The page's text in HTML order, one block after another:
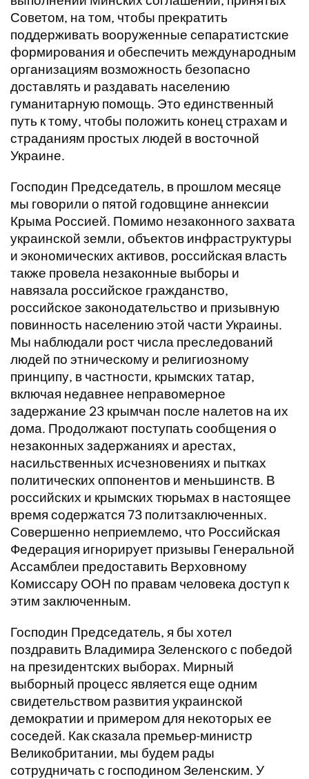
Советом, на том, чтобы прекратить
поддерживать вооруженные сепаратистские
формирования и обеспечить международным
организациям возможность безопасно
доставлять и раздавать населению
гуманитарную помощь. Это единственный
путь к тому, чтобы положить конец страхам и
страданиям простых людей в восточной
Украине.
Господин Председатель, в прошлом месяце
мы говорили о пятой годовщине аннексии
Крыма Россией. Помимо незаконного захвата
украинской земли, объектов инфраструктуры
и экономических активов, российская власть
также провела незаконные выборы и
навязала российское гражданство,
российское законодательство и призывную
повинность населению этой части Украины.
Мы наблюдали рост числа преследований
людей по этническому и религиозному
принципу, в частности, крымских татар,
включая недавнее неправомерное
задержание 23 крымчан после налетов на их
дома. Продолжают поступать сообщения о
незаконных задержаниях и арестах,
насильственных исчезновениях и пытках
политических оппонентов и меньшинств. В
российских и крымских тюрьмах в настоящее
время содержатся 73 политзаключенных.
Совершенно неприемлемо, что Российская
Федерация игнорирует призывы Генеральной
Ассамблеи предоставить Верховному
Комиссару ООН по правам человека доступ к
этим заключенным.
Господин Председатель, я бы хотел
поздравить Владимира Зеленского с победой
на президентских выборах. Мирный
выборный процесс является еще одним
свидетельством развития украинской
демократии и примером для некоторых ее
соседей. Как сказала премьер-министр
Великобритании, мы будем рады
сотрудничать с господином Зеленским. У